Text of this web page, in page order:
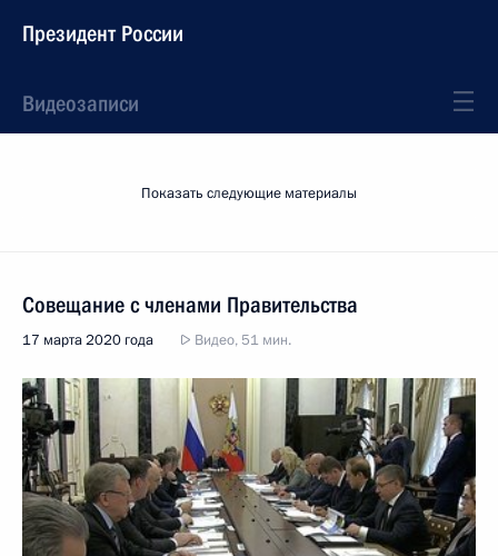
Президент России
Видеозаписи
Показать следующие материалы
Совещание с членами Правительства
17 марта 2020 года Видео, 51 мин.